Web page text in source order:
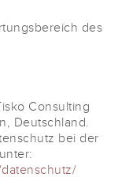
des
Consulting
Deutschland.
bei der